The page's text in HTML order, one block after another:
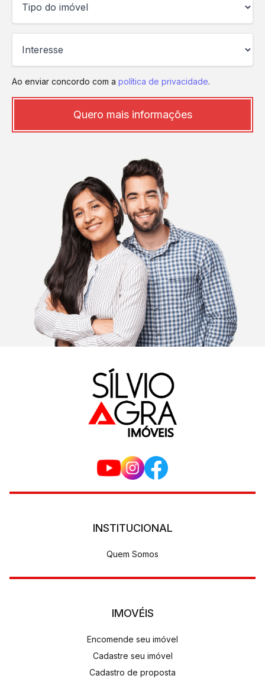
Ao enviar concordo com a política de privacidade.
Quero mais informações
INSTITUCIONAL
Quem Somos
IMOVÉIS
Encomende seu imóvel
Cadastre seu imóvel
Cadastro de proposta